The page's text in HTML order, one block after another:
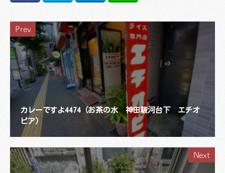
Prev
カレーですよ4474（お茶の水 神田駿河台下 エチオ
ピア）
Next